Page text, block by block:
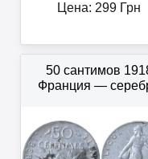
Цена: 299 Грн
50 сантимов
Франция —